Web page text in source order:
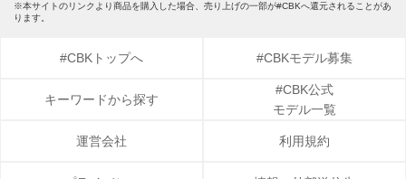
※本サイトのリンクより商品を購入した場合、売り上げの一部が#CBKへ還元されることがあ
ります。
#CBKトップへ #CBKモデル募集
キーワードから探す
#CBK公式
モデル一覧
運営会社 利用規約